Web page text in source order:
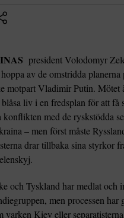
president Volodomyr
av de omstridda planerna
motpart Vladimir Putin. Mötet
liv i en fredsplan för att få
konflikten med de ryskstödda
– men först måste
drar tillbaka sina styrkor
och Tyskland har medlat och
men processen har
varken Kiev eller